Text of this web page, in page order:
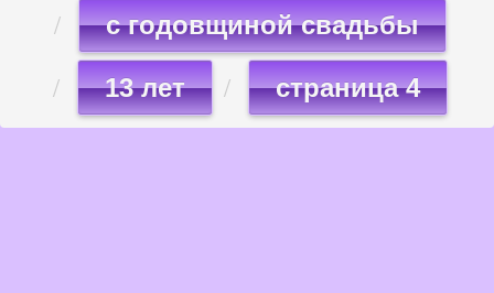
с годовщиной свадьбы
13 лет страница 4